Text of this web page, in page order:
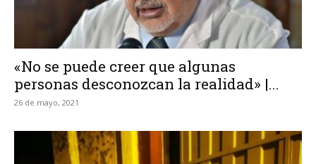
«No se puede creer que algunas
personas desconozcan la realidad» |...
26 de mayo, 2021